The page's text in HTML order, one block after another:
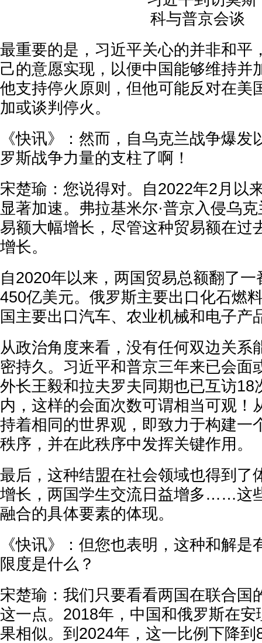
最重要的是，习近平关心的并非和平
己的意愿实现，以便中国能够维持并
他支持停火原则，但他可能反对在美
加或谈判停火。
《快讯》：然而，自乌克兰战争爆
罗斯战争力量的支柱了啊！
宋楚瑜：您说得对。自2022年2月以
显著加速。弗拉基米尔·普京入侵乌
易额大幅增长，尽管这种贸易额在过
增长。
自2020年以来，两国贸易总额翻了
450亿美元。俄罗斯主要出口化石燃
国主要出口汽车、农业机械和电子产
从政治角度来看，没有任何双边关系
密持久。习近平和普京三年来已会面
外长王毅和拉夫罗夫同期也已互访18
内，这样的会面次数可谓相当可观！
持着相同的世界观，即致力于构建一
秩序，并在此秩序中发挥关键作用。
最后，这种结盟在社会领域也得到了
增长，两国学生交流日益增多……这
融合的具体要素的体现。
《快讯》：但您也表明，这种和解
限度是什么？
宋楚瑜：我们只要看看两国在联合国
这一点。2018年，中国和俄罗斯在
果相似。到2024年，这一比例下降